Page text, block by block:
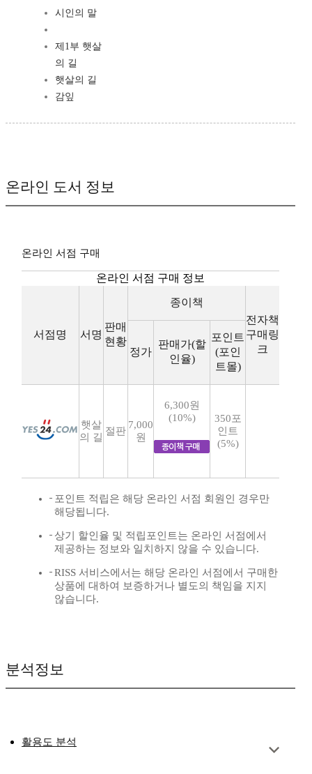
시인의 말
제1부 햇살
의 길
햇살의 길
감잎
온라인 도서 정보
온라인 서점 구매
온라인 서점 구매 정보
서점명 서명
판매
현황
종이책
전자책
구매링
크
정가
판매가(할
인율)
포인트
(포인
트몰)
햇살
의 길
절판
7,000
원
6,300원
(10%)
350포
인트
(5%)
포인트 적립은 해당 온라인 서점 회원인 경우만
해당됩니다.
상기 할인율 및 적립포인트는 온라인 서점에서
제공하는 정보와 일치하지 않을 수 있습니다.
RISS 서비스에서는 해당 온라인 서점에서 구매한
상품에 대하여 보증하거나 별도의 책임을 지지
않습니다.
분석정보
활용도 분석